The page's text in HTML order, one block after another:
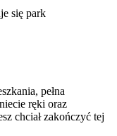
się park
pełna
ręki oraz
chciał zakończyć tej